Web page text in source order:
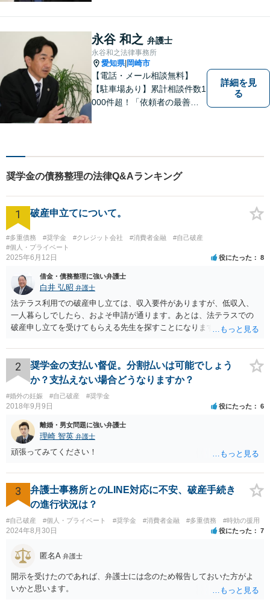
を追求する弁護士です。
永谷 和之 弁護士
永谷和之法律事務所
愛知県| 岡崎市
【電話・メール相談無料】
【駐車場あり】累計相談件数1
000件超！「依頼者の最善の
気軽にご相談ください！【完
詳細を見
る
奨学金の債務整理の法律Q&Aランキング
1 破産申立てについて。
#多重債務 #奨学金 #クレジット会社 #消費者金融
#自己破産
#個人・プライベート
2025年6月12日 役にたった 8
借金・債務整理に強い弁護士
白井 弘昭 弁護士
法テラス利用での破産申し立ては、収入要件がありますが、低収入、
一人暮らしでしたら、およそ申請が通ります。あとは、法テラスでの
破産申し立てを受けてもらえる先生を探すことになります。 また、法
替えてくれます。申立資料がそろっていれば、速やかに申立てが可能
だと思いますので、収入要件を検討の上、法テラスで破産申し立て可
能な弁護士を探してみてください。
2
奨学金の支払い督促。分割払いは可能でしょう
か？支払えない場合どうなりますか？
#婚外の妊娠 #自己破産 #奨学金
2018年9月9日 役にたった 6
離婚・男女問題に強い弁護士
理崎 智英 弁護士
頑張ってみてください！
3
弁護士事務所とのLINE対応に不安、破産手続き
の進行状況は？
#自己破産 #個人・プライベート #奨学金 #消費者金融 #多重債務 #時効の援用
2024年8月30日 役にたった 7
匿名A 弁護士
開示を受けたのであれば、弁護士には念のため報告しておいた方がよ
いかと思います。